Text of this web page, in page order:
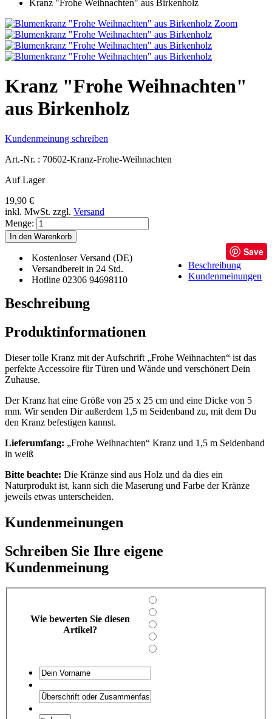
Kranz "Frohe Weihnachten" aus Birkenholz
Zoom
Kranz "Frohe Weihnachten"
aus Birkenholz
Kundenmeinung schreiben
Art.-Nr. : 70602-Kranz-Frohe-Weihnachten
Auf Lager
19,90 €
inkl. MwSt. zzgl. Versand
Menge:
In den Warenkorb
Kostenloser Versand (DE)
Versandbereit in 24 Std.
Hotline 02306 94698110
Save
Beschreibung
Kundenmeinungen
Beschreibung
Produktinformationen
Dieser tolle Kranz mit der Aufschrift „Frohe Weihnachten“ ist das
perfekte Accessoire für Türen und Wände und verschönert Dein
Zuhause.
Der Kranz hat eine Größe von 25 x 25 cm und eine Dicke von 5
mm. Wir senden Dir außerdem 1,5 m Seidenband zu, mit dem Du
den Kranz befestigen kannst.
Lieferumfang: „Frohe Weihnachten“ Kranz und 1,5 m Seidenband
in weiß
Bitte beachte: Die Kränze sind aus Holz und da dies ein
Naturprodukt ist, kann sich die Maserung und Farbe der Kränze
jeweils etwas unterscheiden.
Kundenmeinungen
Schreiben Sie Ihre eigene
Kundenmeinung
Wie bewerten Sie diesen
Artikel?